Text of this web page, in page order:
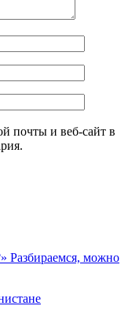
почты и веб-сайт в
Разбираемся, можно